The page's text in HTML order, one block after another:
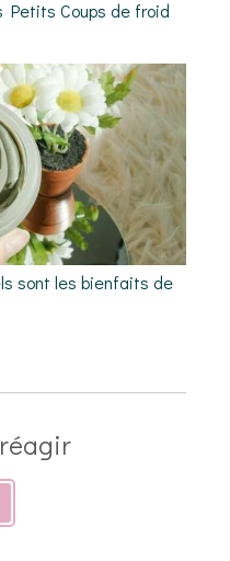
Petits Coups de froid
sont les bienfaits de